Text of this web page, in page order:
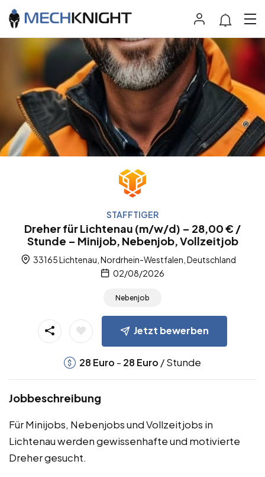
STAFFTIGER
Dreher für Lichtenau (m/w/d) – 28,00 € /
Stunde – Minijob, Nebenjob, Vollzeitjob
33165 Lichtenau, Nordrhein-Westfalen, Deutschland
02/08/2026
Nebenjob
Jetzt bewerben
28 Euro - 28 Euro / Stunde
Jobbeschreibung
Für Minijobs, Nebenjobs und Vollzeitjobs in
Lichtenau werden gewissenhafte und motivierte
Dreher gesucht.